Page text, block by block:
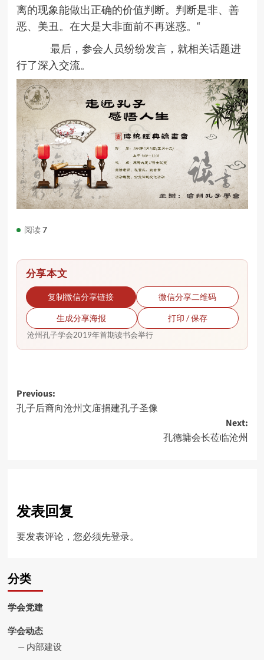
离的现象能做出正确的价值判断。判断是非、善
恶、美丑。在大是大非面前不再迷惑。“
最后，参会人员纷纷发言，就相关话题进
行了深入交流。
阅读7
分享本文
复制微信分享链接 微信分享二维码
生成分享海报 打印 / 保存
沧州孔子学会2019年首期读书会举行
Post
navigation
Previous:
孔子后裔向沧州文庙捐建孔子圣像
Next:
孔德墉会长莅临沧州
发表回复
要发表评论，您必须先登录。
分类
学会党建
学会动态
内部建设